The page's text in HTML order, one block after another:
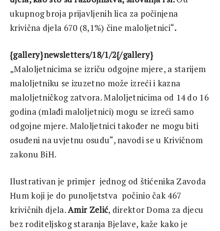
ukupnog broja prijavljenih lica za počinjena
krivična djela 670 (8,1%) čine maloljetnici“.
{gallery}newsletters/18/1/2{/gallery}
„Maloljetnicima se izriču odgojne mjere, a starijem
maloljetniku se izuzetno može izreći i kazna
maloljetničkog zatvora. Maloljetnicima od 14 do 16
godina (mlađi maloljetnici) mogu se izreći samo
odgojne mjere. Maloljetnici također ne mogu biti
osuđeni na uvjetnu osudu“, navodi se u Krivičnom
zakonu BiH.
Ilustrativan je primjer jednog od štićenika Zavoda
Hum koji je do punoljetstva počinio čak 467
krivičnih djela.Amir Zelić, direktor Doma za djecu
bez roditeljskog staranja Bjelave, kaže kako je